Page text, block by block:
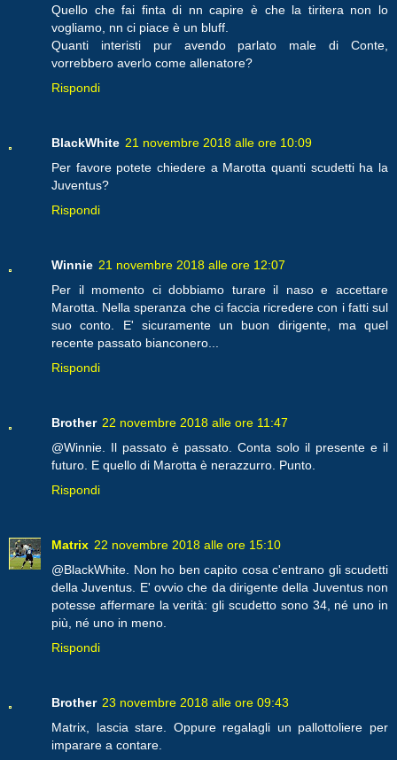
Quello che fai finta di nn capire è che la tiritera non lo
vogliamo, nn ci piace è un bluff.
Quanti interisti pur avendo parlato male di Conte,
vorrebbero averlo come allenatore?
Rispondi
BlackWhite 21 novembre 2018 alle ore 10:09
Per favore potete chiedere a Marotta quanti scudetti ha la
Juventus?
Rispondi
Winnie 21 novembre 2018 alle ore 12:07
Per il momento ci dobbiamo turare il naso e accettare
Marotta. Nella speranza che ci faccia ricredere con i fatti sul
suo conto. E' sicuramente un buon dirigente, ma quel
recente passato bianconero...
Rispondi
Brother 22 novembre 2018 alle ore 11:47
@Winnie. Il passato è passato. Conta solo il presente e il
futuro. E quello di Marotta è nerazzurro. Punto.
Rispondi
Matrix 22 novembre 2018 alle ore 15:10
@BlackWhite. Non ho ben capito cosa c'entrano gli scudetti
della Juventus. E' ovvio che da dirigente della Juventus non
potesse affermare la verità: gli scudetto sono 34, né uno in
più, né uno in meno.
Rispondi
Brother 23 novembre 2018 alle ore 09:43
Matrix, lascia stare. Oppure regalagli un pallottoliere per
imparare a contare.